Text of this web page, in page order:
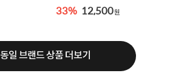
33% 12,500원
동일 브랜드 상품 더보기